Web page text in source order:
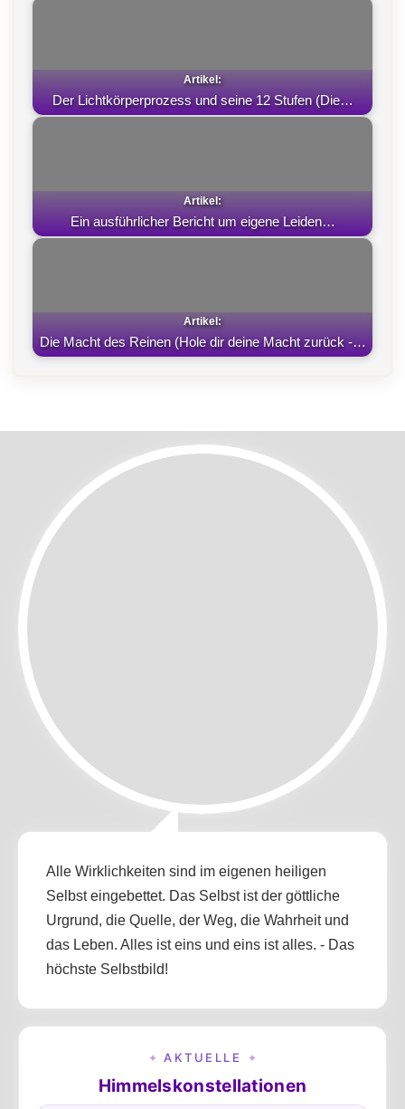
o
k
a
m
p
p
t
e
Der Lichtkörperprozess und seine 12 Stufen (Die…
Ein ausführlicher Bericht um eigene Leiden…
Die Macht des Reinen (Hole dir deine Macht zurück -…
Alle Wirklichkeiten sind im eigenen heiligen
Selbst eingebettet. Das Selbst ist der göttliche
Urgrund, die Quelle, der Weg, die Wahrheit und
das Leben. Alles ist eins und eins ist alles. - Das
höchste Selbstbild!
✦ AKTUELLE ✦
Himmelskonstellationen